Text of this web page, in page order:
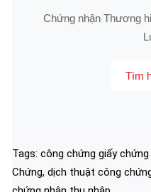
Chứng nhận Thương
Tìm
Tags: công chứng giấy
Chứng, dịch thuật công